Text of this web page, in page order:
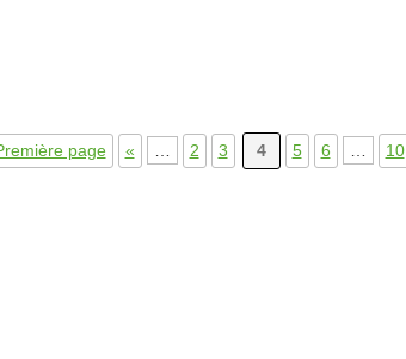
page « 2 3 4 5 6 10